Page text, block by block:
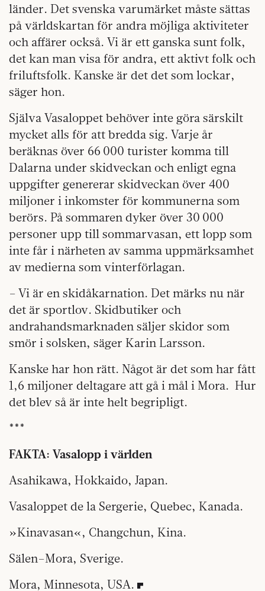
länder. Det svenska varumärket måste sättas
på världskartan för andra möjliga aktiviteter
och affärer också. Vi är ett ganska sunt folk,
det kan man visa för andra, ett aktivt folk och
friluftsfolk. Kanske är det det som lockar,
säger hon.
Själva Vasaloppet behöver inte göra särskilt
mycket alls för att bredda sig. Varje år
beräknas över 66 000 turister komma till
Dalarna under skidveckan och enligt egna
uppgifter genererar skidveckan över 400
miljoner i inkomster för kommunerna som
berörs. På sommaren dyker över 30 000
personer upp till sommarvasan, ett lopp som
inte får i närheten av samma uppmärksamhet
av medierna som vinterförlagan.
– Vi är en skidåkarnation. Det märks nu när
det är sportlov. Skidbutiker och
andrahandsmarknaden säljer skidor som
smör i solsken, säger Karin Larsson.
Kanske har hon rätt. Något är det som har fått
1,6 miljoner deltagare att gå i mål i Mora. Hur
det blev så är inte helt begripligt.
***
FAKTA: Vasalopp i världen
Asahikawa, Hokkaido, Japan.
Vasaloppet de la Sergerie, Quebec, Kanada.
»Kinavasan«, Changchun, Kina.
Sälen–Mora, Sverige.
Mora, Minnesota, USA.